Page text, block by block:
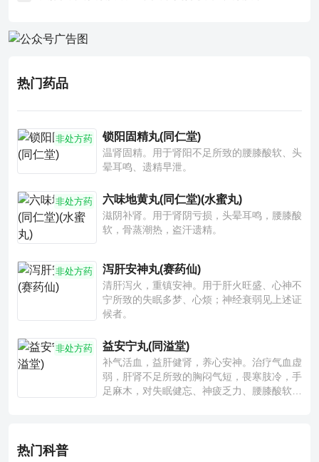
热门药品
非处方药 锁阳固精丸(同仁堂)
温肾固精。用于肾阳不足所致的腰膝酸软、头
晕耳鸣、遗精早泄。
非处方药 六味地黄丸(同仁堂)(水蜜丸)
滋阴补肾。用于肾阴亏损，头晕耳鸣，腰膝酸
软，骨蒸潮热，盗汗遗精。
非处方药 泻肝安神丸(赛药仙)
清肝泻火，重镇安神。用于肝火旺盛、心神不
宁所致的失眠多梦、心烦；神经衰弱见上述证
候者。
非处方药 益安宁丸(同溢堂)
补气活血，益肝健肾，养心安神。治疗气血虚
弱，肝肾不足所致的胸闷气短，畏寒肢冷，手
足麻木，对失眠健忘、神疲乏力、腰膝酸软也
热门科普